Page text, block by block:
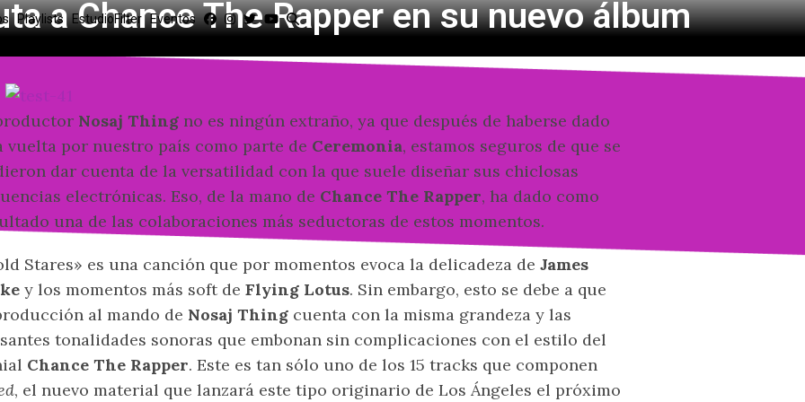
Playlists EstudioFilter Eventos
a Chance The Rapper en su nuevo álbum
Nosaj Thing no es ningún extraño, ya que después de haberse dado
vuelta por nuestro país como parte de Ceremonia, estamos seguros de que se
dar cuenta de la versatilidad con la que suele diseñar sus chiclosas
electrónicas. Eso, de la mano de Chance The Rapper, ha dado como
una de las colaboraciones más seductoras de estos momentos.
Stares» es una canción que por momentos evoca la delicadeza de James
y los momentos más soft de Flying Lotus. Sin embargo, esto se debe a que
al mando de Nosaj Thing cuenta con la misma grandeza y las
tonalidades sonoras que embonan sin complicaciones con el estilo del
Chance The Rapper. Este es tan sólo uno de los 15 tracks que componen
, el nuevo material que lanzará este tipo originario de Los Ángeles el próximo